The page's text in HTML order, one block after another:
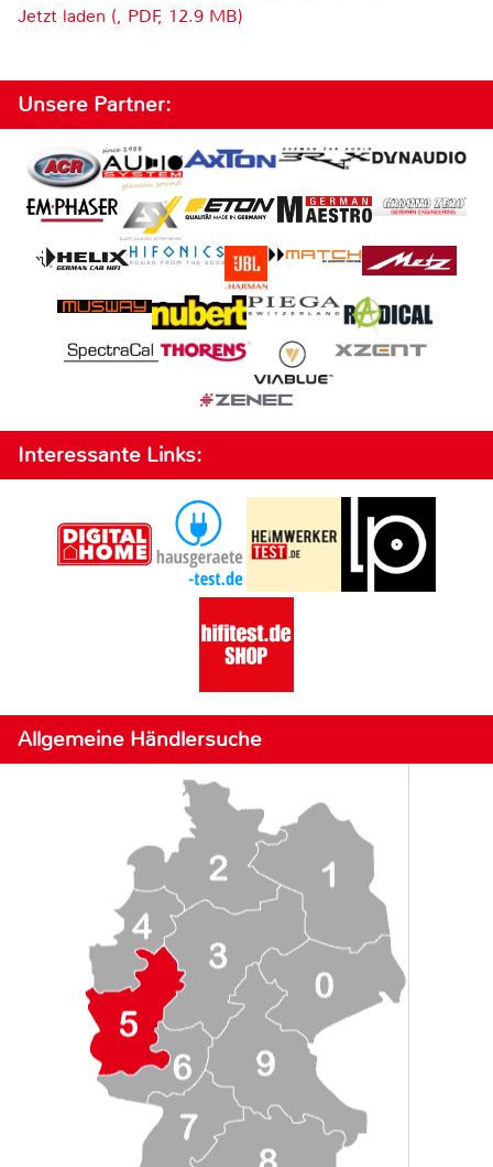
Jetzt laden (, PDF, 12.9 MB)
Unsere Partner:
Interessante Links:
Allgemeine Händlersuche